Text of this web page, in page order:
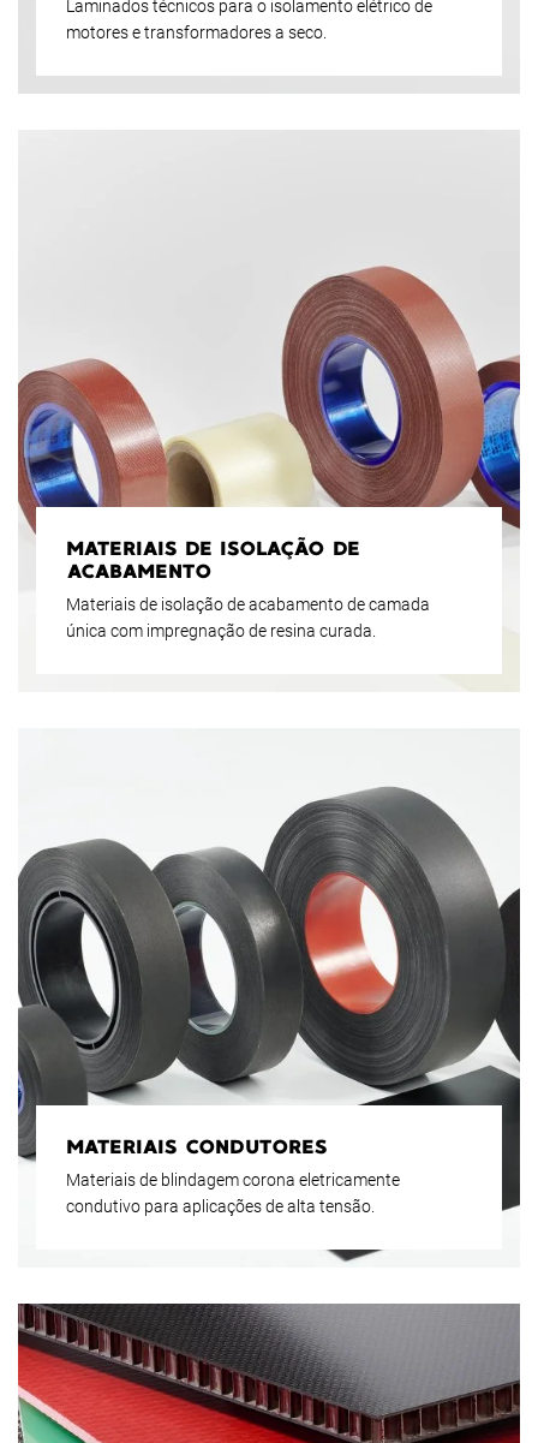
Laminados técnicos para o isolamento elétrico de
motores e transformadores a seco.
MATERIAIS DE ISOLAÇÃO DE
ACABAMENTO
Materiais de isolação de acabamento de camada
única com impregnação de resina curada.
MATERIAIS CONDUTORES
Materiais de blindagem corona eletricamente
condutivo para aplicações de alta tensão.